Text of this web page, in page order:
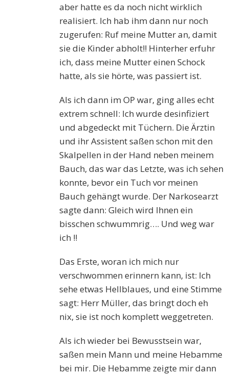
aber hatte es da noch nicht wirklich
realisiert. Ich hab ihm dann nur noch
zugerufen: Ruf meine Mutter an, damit
sie die Kinder abholt!! Hinterher erfuhr
ich, dass meine Mutter einen Schock
hatte, als sie hörte, was passiert ist.
Als ich dann im OP war, ging alles echt
extrem schnell: Ich wurde desinfiziert
und abgedeckt mit Tüchern. Die Ärztin
und ihr Assistent saßen schon mit den
Skalpellen in der Hand neben meinem
Bauch, das war das Letzte, was ich sehen
konnte, bevor ein Tuch vor meinen
Bauch gehängt wurde. Der Narkosearzt
sagte dann: Gleich wird Ihnen ein
bisschen schwummrig…. Und weg war
ich !!
Das Erste, woran ich mich nur
verschwommen erinnern kann, ist: Ich
sehe etwas Hellblaues, und eine Stimme
sagt: Herr Müller, das bringt doch eh
nix, sie ist noch komplett weggetreten.
Als ich wieder bei Bewusstsein war,
saßen mein Mann und meine Hebamme
bei mir. Die Hebamme zeigte mir dann